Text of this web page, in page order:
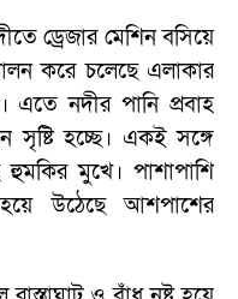
ড্রেজার মেশিন বসিয়ে
করে চলেছে এলাকার
এতে নদীর পানি প্রবাহ
সৃষ্টি হচ্ছে। একই সঙ্গে
মুখে। পাশাপাশি
উঠেছে আশপাশের